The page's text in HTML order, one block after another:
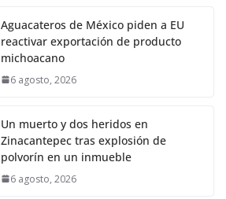
Aguacateros de México piden a EU
reactivar exportación de producto
michoacano
6 agosto, 2026
Un muerto y dos heridos en
Zinacantepec tras explosión de
polvorín en un inmueble
6 agosto, 2026